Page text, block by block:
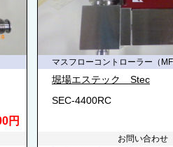
円
マスフローコントローラー（
堀場エステック Stec
SEC-4400RC
お問い合わせ